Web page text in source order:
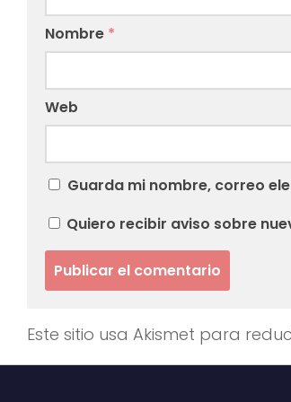
Nombre *
Web
Guarda mi nombre, correo
Quiero recibir aviso sobre
Este sitio usa Akismet para